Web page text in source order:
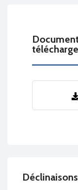
Déclinaisons